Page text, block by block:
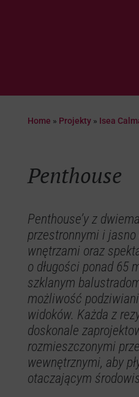
Home » Projekty» Isea
Penthouse
Penthouse’y z
przestronnymi i
wnętrzami oraz
o długości ponad 65
szklanym
możliwość
widoków. Każda z
doskonale
rozmieszczonymi
wewnętrznymi, aby
otaczającym